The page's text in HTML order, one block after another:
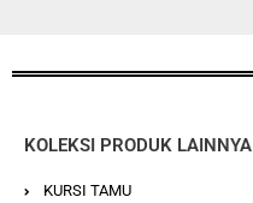
KOLEKSI PRODUK LAINNYA
KURSI TAMU